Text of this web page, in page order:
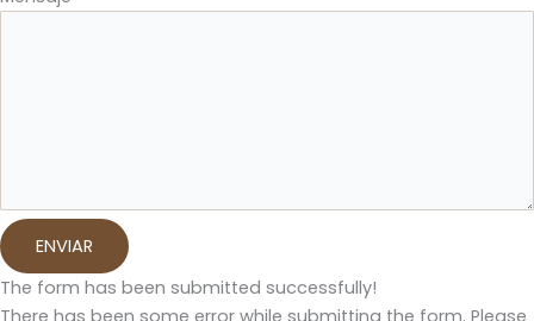
ENVIAR
The form has been submitted successfully!